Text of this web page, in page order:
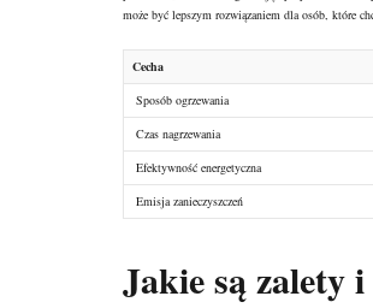
może być lepszym rozwiązaniem dla osób, które
Cecha
Sposób ogrzewania
Czas nagrzewania
Efektywność energetyczna
Emisja zanieczyszczeń
Jakie są zalety